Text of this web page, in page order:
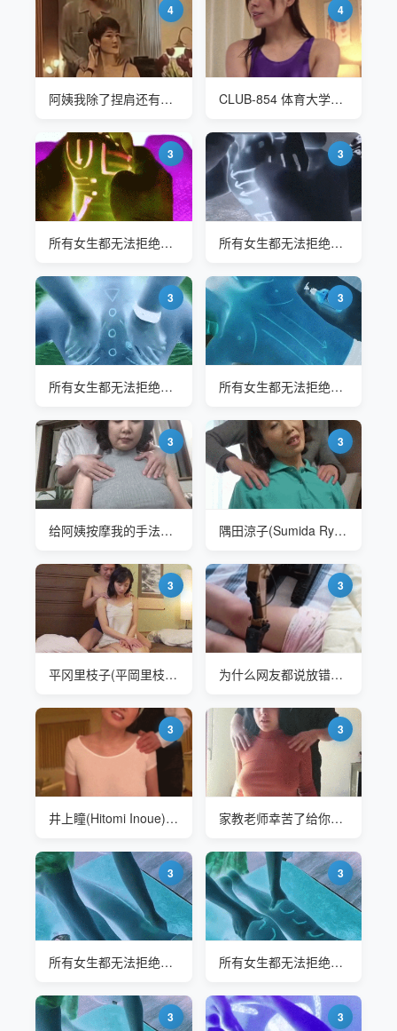
4
阿姨我除了捏肩还有其他特长哦
4
CLUB-854 体育大学的猥褻按摩
3
所有女生都无法拒绝的手法 每次都爽到尖叫-足道
3
所有女生都无法拒绝的手法 每次都爽到尖叫-足道
3
所有女生都无法拒绝的手法 每次都爽到尖叫-开背
3
所有女生都无法拒绝的手法 每次都爽到尖叫-开背
3
给阿姨按摩我的手法最好
3
隅田涼子(Sumida Ryouko)-MCSR-365-田舎暮 按摩
3
平冈里枝子(平岡里枝子 Hiraoka Rieko) 非常享受女婿的按摩
3
为什么网友都说放错地方了
3
井上瞳(Hitomi Inoue) 这个按摩手法我第一次见到
3
家教老师幸苦了给你按摩下
3
所有女生都无法拒绝的手法 每次都爽到尖叫
3
所有女生都无法拒绝的手法 每次都爽到尖叫
3 3